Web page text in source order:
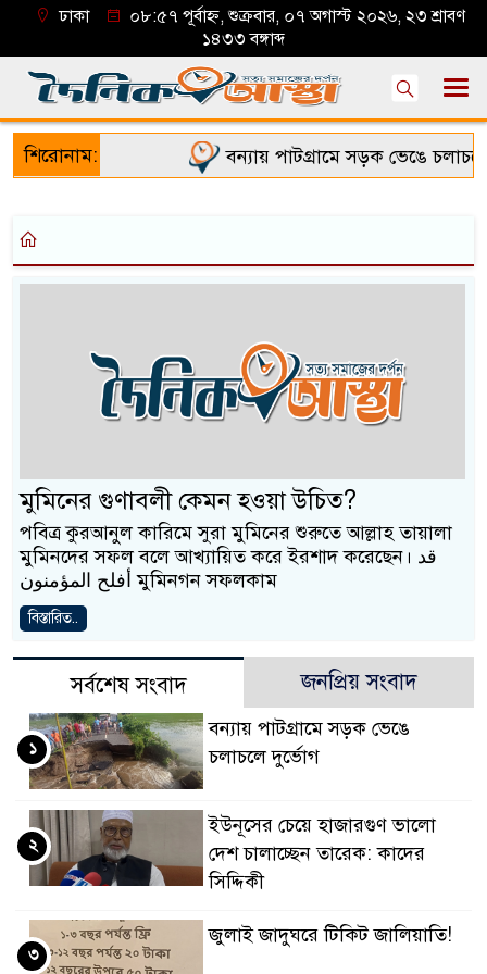
ঢাকা
০৮:৫৭ পূর্বাহ্ন, শুক্রবার, ০৭ অগাস্ট ২০২৬, ২৩ শ্রাবণ
১৪৩৩ বঙ্গাব্দ
শিরোনাম: বন্যায় পাটগ্রামে সড়ক ভেঙে চলাচলে
মুমিনের গুণাবলী কেমন হওয়া উচিত?
পবিত্র কুরআনুল কারিমে সুরা মুমিনের শুরুতে আল্লাহ তায়ালা
মুমিনদের সফল বলে আখ্যায়িত করে ইরশাদ করেছেন। قد
أفلح المؤمنون মুমিনগন সফলকাম
বিস্তারিত..
সর্বশেষ সংবাদ জনপ্রিয় সংবাদ
বন্যায় পাটগ্রামে সড়ক ভেঙে
চলাচলে দুর্ভোগ
১
ইউনূসের চেয়ে হাজারগুণ ভালো
দেশ চালাচ্ছেন তারেক: কাদের
সিদ্দিকী
২
জুলাই জাদুঘরে টিকিট জালিয়াতি!
৩